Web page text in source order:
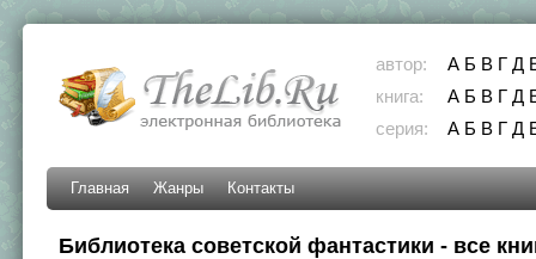
автор: А Б В Г Д
книга:
А Б В Г Д
серия:
А Б В Г Д
Главная Жанры Контакты
Библиотека советской фантастики - все